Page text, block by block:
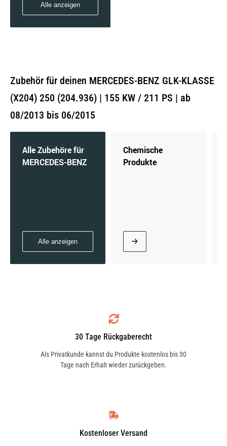
Alle anzeigen
Zubehör für deinen MERCEDES-BENZ GLK-KLASSE
(X204) 250 (204.936) | 155 KW / 211 PS | ab
08/2013 bis 06/2015
Alle Zubehöre für
MERCEDES-BENZ
Alle anzeigen
Chemische
Produkte
30 Tage Rückgaberecht
Als Privatkunde kannst du Produkte kostenlos bis 30
Tage nach Erhalt wieder zurückgeben.
Kostenloser Versand